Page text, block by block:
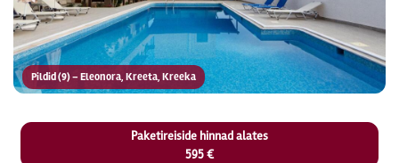
Pildid (9) – Eleonora, Kreeta, Kreeka
Paketireiside hinnad alates
595 €